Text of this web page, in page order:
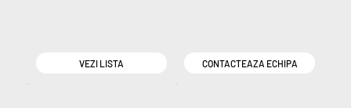
VEZI LISTA CONTACTEAZA ECHIPA